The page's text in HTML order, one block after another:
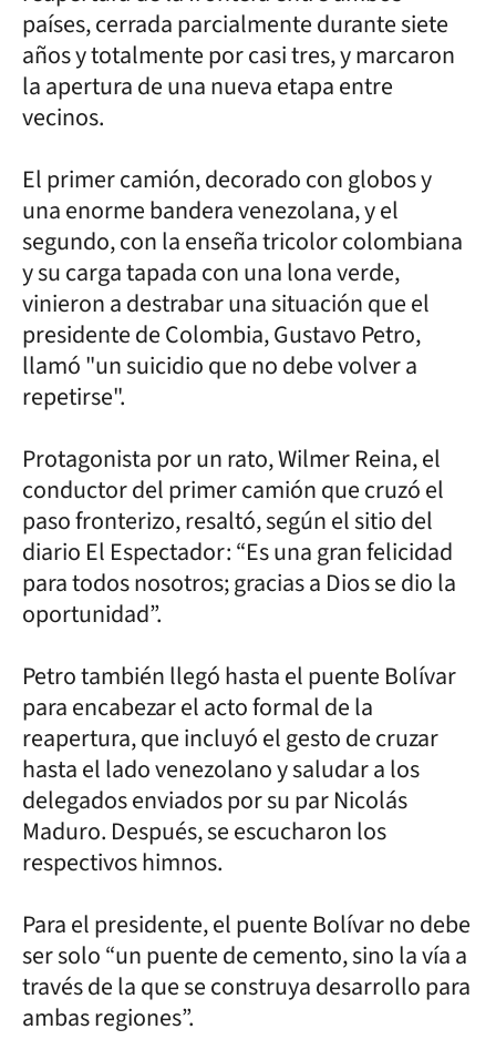
países, cerrada parcialmente durante siete
años y totalmente por casi tres, y marcaron
la apertura de una nueva etapa entre
vecinos.
El primer camión, decorado con globos y
una enorme bandera venezolana, y el
segundo, con la enseña tricolor colombiana
y su carga tapada con una lona verde,
vinieron a destrabar una situación que el
presidente de Colombia, Gustavo Petro,
llamó "un suicidio que no debe volver a
repetirse".
Protagonista por un rato, Wilmer Reina, el
conductor del primer camión que cruzó el
paso fronterizo, resaltó, según el sitio del
diario El Espectador: “Es una gran felicidad
para todos nosotros; gracias a Dios se dio la
oportunidad”.
Petro también llegó hasta el puente Bolívar
para encabezar el acto formal de la
reapertura, que incluyó el gesto de cruzar
hasta el lado venezolano y saludar a los
delegados enviados por su par Nicolás
Maduro. Después, se escucharon los
respectivos himnos.
Para el presidente, el puente Bolívar no debe
ser solo “un puente de cemento, sino la vía a
través de la que se construya desarrollo para
ambas regiones”.